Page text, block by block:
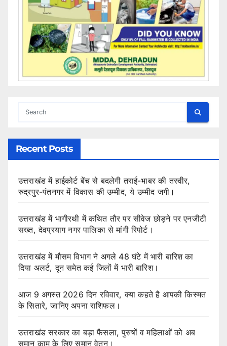
Recent Posts
उत्तराखंड में हाईकोर्ट बेंच से बदलेगी तराई-भाबर की तस्वीर,
रुद्रपुर-पंतनगर में विकास की उम्मीद, ये उम्मीद जगी।
उत्तराखंड में भागीरथी में कथित तौर पर सीवेज छोड़ने पर एनजीटी
सख्त, देवप्रयाग नगर पालिका से मांगी रिपोर्ट।
उत्तराखंड में मौसम विभाग ने अगले 48 घंटे में भारी बारिश का
दिया अलर्ट, दून समेत कई जिलों में भारी बारिश।
आज 9 अगस्त 2026 दिन रविवार, क्या कहते है आपकी किस्मत
के सितारे, जानिए अपना राशिफल।
उत्तराखंड सरकार का बड़ा फैसला, पुरुषों व महिलाओं को अब
समान काम के लिए समान वेतन।